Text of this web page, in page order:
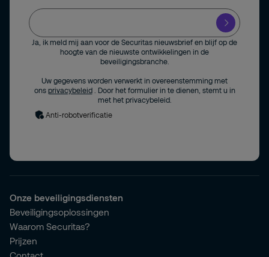
Ja, ik meld mij aan voor de Securitas nieuwsbrief en blijf op de
hoogte van de nieuwste ontwikkelingen in de
beveiligingsbranche.
Uw gegevens worden verwerkt in overeenstemming met
ons privacybeleid
. Door het formulier in te dienen, stemt u in
met het privacybeleid.
Anti-robotverificatie
Onze beveiligingsdiensten
Beveiligingsoplossingen
Waarom Securitas?
Prijzen